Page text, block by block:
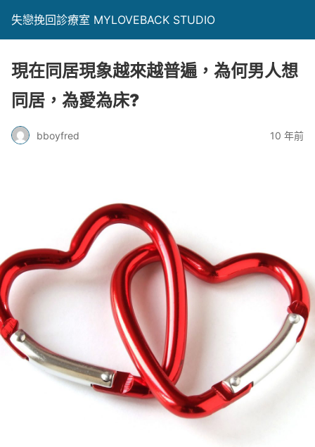
失戀挽回診療室 MYLOVEBACK STUDIO
現在同居現象越來越普遍，為何男人想
同居，為愛為床?
bboyfred 10 年前